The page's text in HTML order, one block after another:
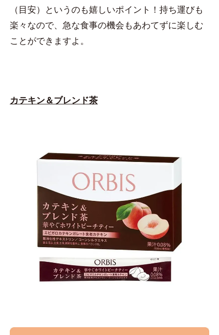
（目安）というのも嬉しいポイント！持ち運びも
楽々なので、急な食事の機会もあわてずに楽しむ
ことができますよ。
カテキン＆ブレンド茶